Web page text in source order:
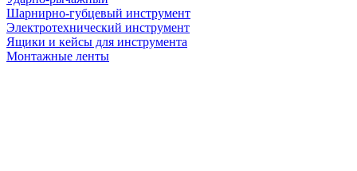
Шарнирно-губцевый инструмент
Электротехнический инструмент
Ящики и кейсы для инструмента
Монтажные ленты